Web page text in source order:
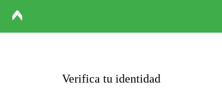
Verifica tu identidad